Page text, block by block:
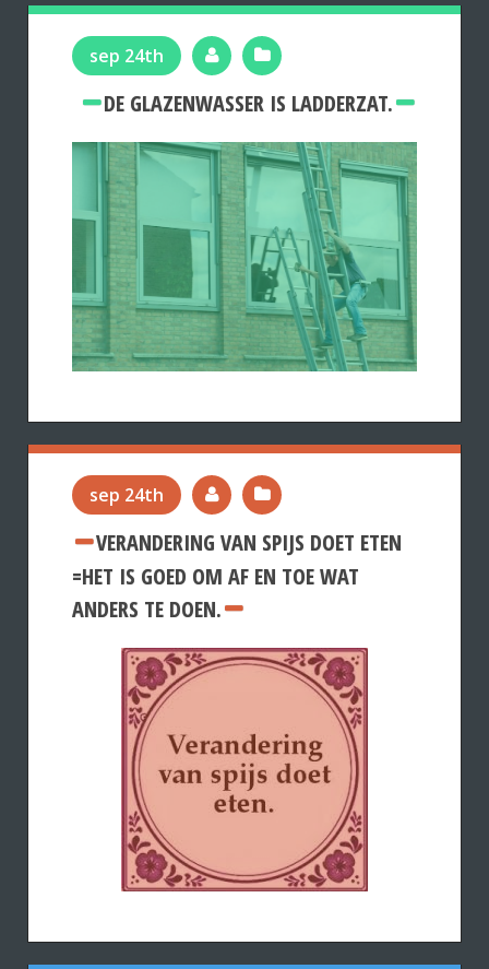
sep 24th
DE GLAZENWASSER IS LADDERZAT.
sep 24th
VERANDERING VAN SPIJS DOET ETEN
=HET IS GOED OM AF EN TOE WAT
ANDERS TE DOEN.